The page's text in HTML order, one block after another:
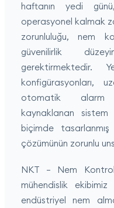
haftanın yedi
operasyonel kalmak
zorunluluğu, nem
güvenilirlik
gerektirmektedir.
konfigürasyonları,
otomatik alarm
kaynaklanan sistem
biçimde
çözümünün zorunlu
NKT – Nem
mühendislik
endüstriyel nem